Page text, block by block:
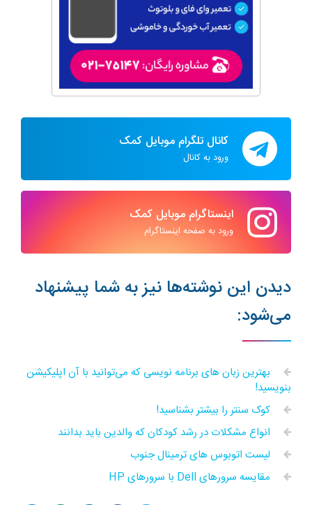
کانال تلگرام موبایل کمک
ورود به کانال
اینستاگرام موبایل کمک
ورود به صفحه اینستاگرام
دیدن این نوشته‌ها نیز به شما پیشنهاد
می‌شود:
بهترین زبان ‌های برنامه نویسی که می‌توانید با آن اپلیکیشن
بنویسید!
کوک سنتر را بیشتر بشناسید!
انواع مشکلات در رشد کودکان که والدین باید بدانند
لیست اتوبوس های ترمینال جنوب
مقایسه سرورهای Dell با سرورهای HP